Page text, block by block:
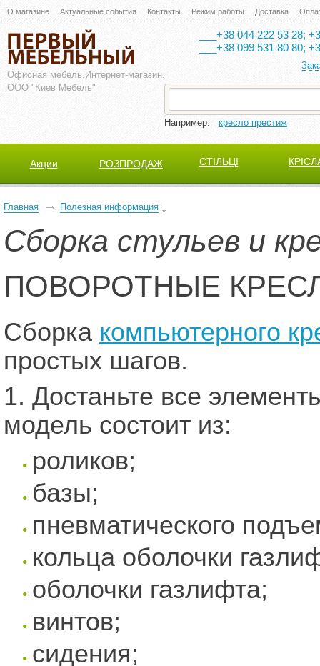
О магазине Актуальные события Контакты Режим работы Доставка
Офисная мебель. Интернет-магазин.
ООО "Киев Мебель"
___+38 044 222 53 28;
___+38 099 531 80 80;
Например: кресло престиж
Акции РОЗПРОДАЖ СТІЛЬЦІ
Главная Полезная информация
Сборка стульев и
ПОВОРОТНЫЕ
Сборка компьютерного
простых шагов.
1. Достаньте все
модель состоит из:
роликов;
базы;
пневматического
кольца оболочки
оболочки газлифта;
винтов;
сидения;